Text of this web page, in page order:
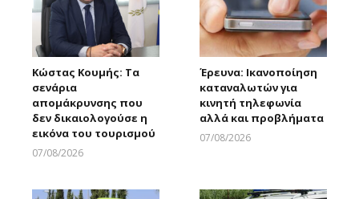
Κώστας Κουμής: Τα
σενάρια
απομάκρυνσης που
δεν δικαιολογούσε η
εικόνα του τουρισμού
07/08/2026
Έρευνα: Ικανοποίηση
καταναλωτών για
κινητή τηλεφωνία
αλλά και προβλήματα
07/08/2026